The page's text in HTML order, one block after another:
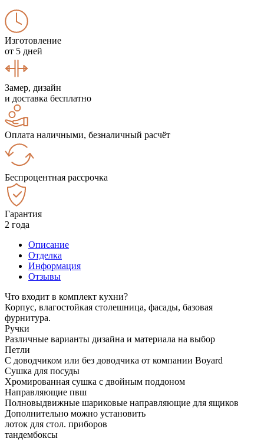
Изготовление
от 5 дней
Замер, дизайн
и доставка бесплатно
Оплата наличными, безналичный расчёт
Беспроцентная рассрочка
Гарантия
2 года
Описание
Отделка
Информация
Отзывы
Что входит в комплект кухни?
Корпус, влагостойкая столешница, фасады, базовая
фурнитура.
Ручки
Различные варианты дизайна и материала на выбор
Петли
С доводчиком или без доводчика от компании Boyard
Сушка для посуды
Хромированная сушка с двойным поддоном
Направляющие пвш
Полновыдвижные шариковые направляющие для ящиков
Дополнительно можно установить
лоток для стол. приборов
тандембоксы